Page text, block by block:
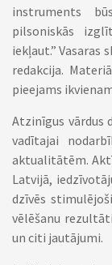
instruments
pilsoniskās
iekļaut.” Vasaras
redakcija.
pieejams
Atzinīgus vārdus
vadītajai
aktualitātēm.
Latvijā,
dzīvēs
vēlēšanu
un citi jautājumi.